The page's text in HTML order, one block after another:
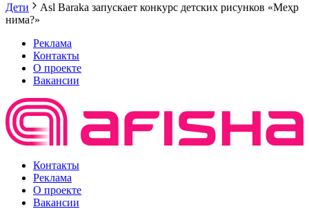
Дети
Asl Baraka запускает конкурс детских рисунков «Меҳр
нима?»
Реклама
Контакты
О проекте
Вакансии
Контакты
Реклама
О проекте
Вакансии